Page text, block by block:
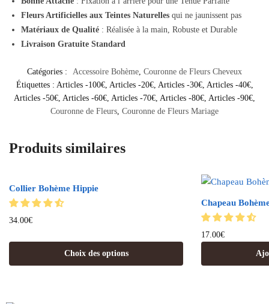
Fleurs Artificielles aux Teintes Naturelles qui ne jaunissent pas
Matériaux de Qualité : Réalisée à la main, Robuste et Durable
Livraison Gratuite Standard
Catégories : Accessoire Bohème, Couronne de Fleurs Cheveux
Étiquettes : Articles -100€, Articles -20€, Articles -30€, Articles -40€,
Articles -50€, Articles -60€, Articles -70€, Articles -80€, Articles -90€,
Couronne de Fleurs, Couronne de Fleurs Mariage
Produits similaires
Collier Bohème Hippie
34.00€
Choix des options
Chapeau
17.00€